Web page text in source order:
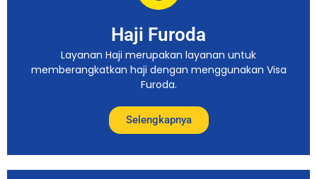
Haji Furoda
Layanan Haji merupakan layanan untuk
memberangkatkan haji dengan menggunakan Visa
Furoda.
Selengkapnya